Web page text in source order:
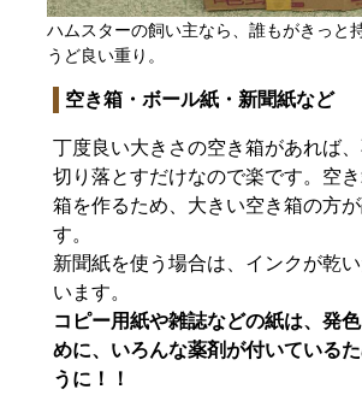
ハムスターの飼い主なら、誰もがきっと
うど良い重り。
空き箱・ボール紙・新聞紙など
丁度良い大きさの空き箱があれば
切り落とすだけなので楽です。空
箱を作るため、大きい空き箱の方
す。
新聞紙を使う場合は、インクが乾
います。
コピー用紙や雑誌などの紙は、発
めに、いろんな薬剤が付いている
うに！！